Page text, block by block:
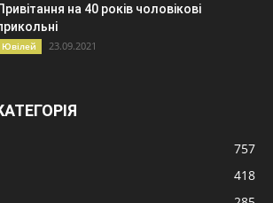
на 40 років чоловікові
Ювілей 23.09.2021
757
418